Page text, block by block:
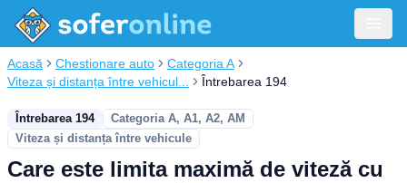
Acasă Chestionare auto
Categoria A
Viteza și distanța între vehicul...
Întrebarea 194
Întrebarea 194
Categoria A, A1, A2, AM
Viteza și distanța între vehicule
Care este limita maximă de viteză cu